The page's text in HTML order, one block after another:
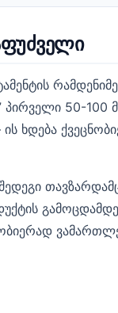
პირველი 50-100
ხდება